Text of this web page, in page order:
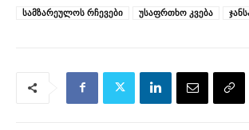
სამზარეულოს რჩევები უსაფრთხო კვება